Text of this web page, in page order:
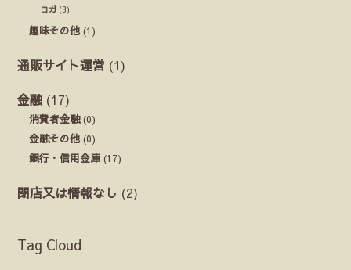
ヨガ (3)
趣味その他 (1)
通販サイト運営 (1)
金融 (17)
消費者金融(0)
金融その他 (0)
銀行・信用金庫 (17)
閉店又は情報なし (2)
Tag Cloud